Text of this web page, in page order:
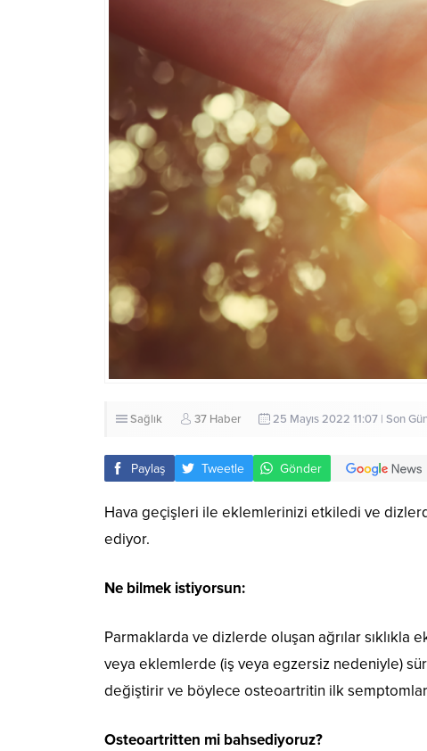
Sağlık 37 Haber 25 Mayıs 2022 11:07 | Son
Paylaş Tweetle Gönder
Hava geçişleri ile eklemlerinizi etkiledi ve
ediyor.
Ne bilmek istiyorsun:
Parmaklarda ve dizlerde oluşan ağrılar sıklıkla
veya eklemlerde (iş veya egzersiz nedeniyle)
değiştirir ve böylece osteoartritin ilk
Osteoartritten mi bahsediyoruz?